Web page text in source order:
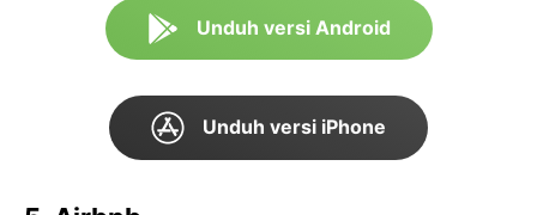
Unduh versi Android
Unduh versi iPhone